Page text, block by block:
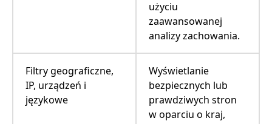
użyciu
zaawansowanej
analizy zachowania.
Filtry geograficzne,
IP, urządzeń i
językowe
Wyświetlanie
bezpiecznych lub
prawdziwych stron
w oparciu o kraj,